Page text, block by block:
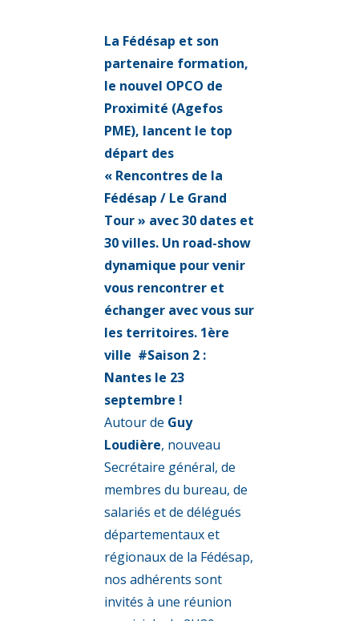
La Fédésap et son
partenaire formation,
le nouvel OPCO de
Proximité (Agefos
PME), lancent le top
départ des
« Rencontres de la
Fédésap / Le Grand
Tour » avec 30 dates et
30 villes. Un road-show
dynamique pour venir
vous rencontrer et
échanger avec vous sur
les territoires. 1ère
ville #Saison 2 :
Nantes le 23
septembre !
Autour de Guy
Loudière, nouveau
Secrétaire général, de
membres du bureau, de
salariés et de délégués
départementaux et
régionaux de la Fédésap,
nos adhérents sont
invités à une réunion